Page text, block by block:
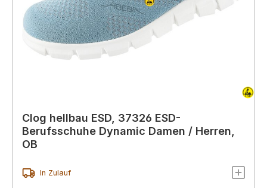
Clog hellbau ESD, 37326 ESD-
Berufsschuhe Dynamic Damen / Herren,
OB
In Zulauf